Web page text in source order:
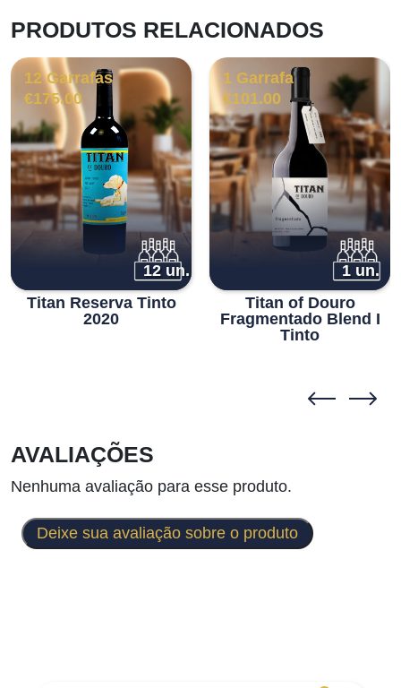
PRODUTOS RELACIONADOS
12 Garrafas
€175.00
12 un.
Titan Reserva Tinto
2020
1 Garrafa
€101.00
1 un.
Titan of Douro
Fragmentado Blend I
Tinto
AVALIAÇÕES
Nenhuma avaliação para esse produto.
Deixe sua avaliação sobre o produto